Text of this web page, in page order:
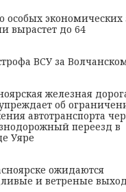
особых экономических
вырастет до 64
ВСУ за
железная
об
автотранспорта
переезд в
Уяре
ожидаются
и ветреные